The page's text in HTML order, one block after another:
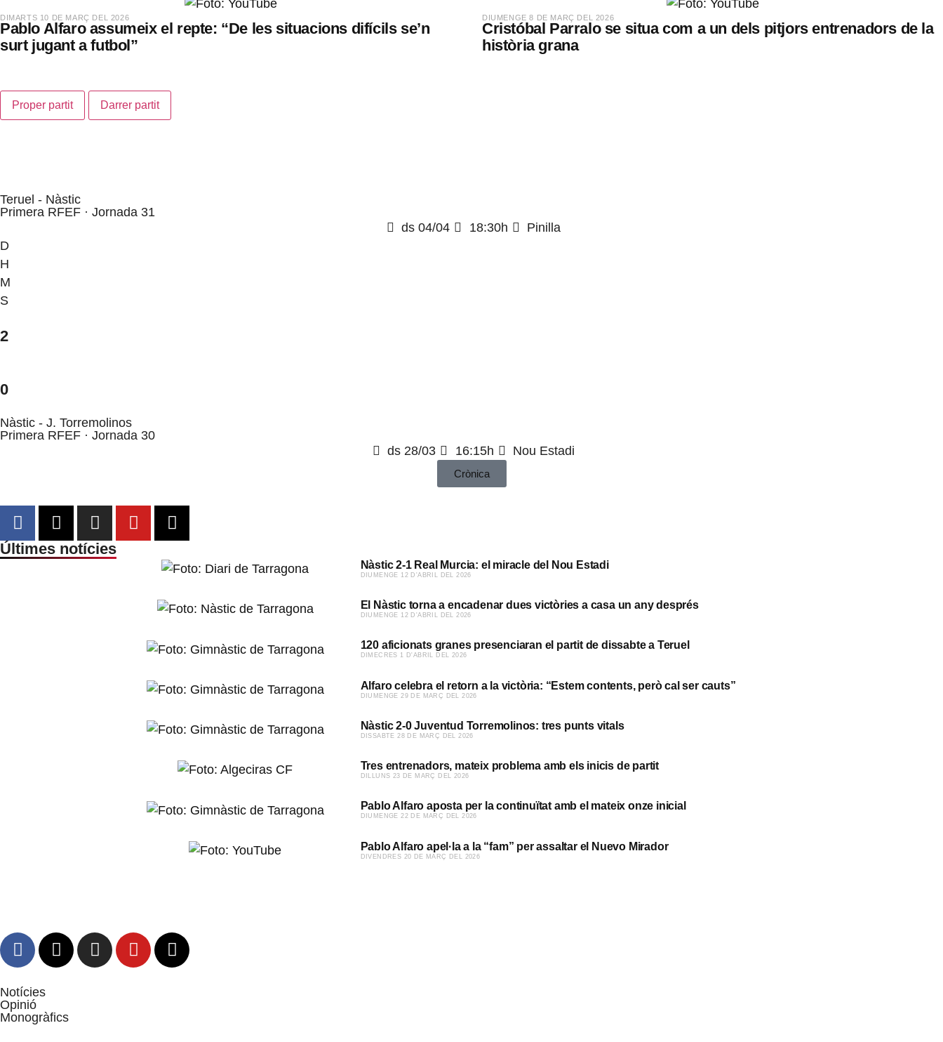
​DIMARTS 10 DE MARÇ DEL 2026
Pablo Alfaro assumeix el repte: “De les situacions difícils se’n
surt jugant a futbol”
​DIUMENGE 8 DE MARÇ DEL 2026
Cristóbal Parralo se situa com a un dels pitjors entrenadors de la
història grana
Proper partit Darrer partit
Teruel - Nàstic
Primera RFEF · Jornada 31
ds 04/04
18:30h
Pinilla
D
H
M
S
2
0
Nàstic - J. Torremolinos
Primera RFEF · Jornada 30
ds 28/03
16:15h Nou Estadi
Crònica
Últimes notícies
Nàstic 2-1 Real Murcia: el miracle del Nou Estadi
​DIUMENGE 12 D'ABRIL DEL 2026
El Nàstic torna a encadenar dues victòries a casa un any després
​DIUMENGE 12 D'ABRIL DEL 2026
120 aficionats granes presenciaran el partit de dissabte a Teruel
​DIMECRES 1 D'ABRIL DEL 2026
Alfaro celebra el retorn a la victòria: “Estem contents, però cal ser cauts”
​DIUMENGE 29 DE MARÇ DEL 2026
Nàstic 2-0 Juventud Torremolinos: tres punts vitals
​DISSABTE 28 DE MARÇ DEL 2026
Tres entrenadors, mateix problema amb els inicis de partit
​DILLUNS 23 DE MARÇ DEL 2026
Pablo Alfaro aposta per la continuïtat amb el mateix onze inicial
​DIUMENGE 22 DE MARÇ DEL 2026
Pablo Alfaro apel·la a la “fam” per assaltar el Nuevo Mirador
​DIVENDRES 20 DE MARÇ DEL 2026
Notícies
Opinió
Monogràfics